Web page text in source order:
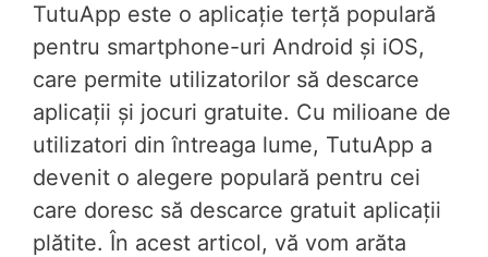
TutuApp este o aplicație terță populară
pentru smartphone-uri Android și iOS,
care permite utilizatorilor să descarce
aplicații și jocuri gratuite. Cu milioane de
utilizatori din întreaga lume, TutuApp a
devenit o alegere populară pentru cei
care doresc să descarce gratuit aplicații
plătite. În acest articol, vă vom arăta